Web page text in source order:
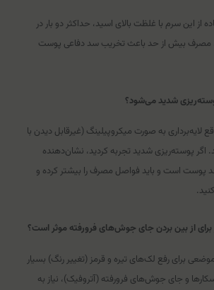
از این سرم با غلظت بالای اسید، حداکثر دو بار در
مصرف بیش از حد باعث تخریب سد دفاعی پوست
شدید می‌شود؟
لایه‌برداری به صورت میکروپیلینگ (غیرقابل دیدن با
پوسته‌ریزی شدید تجربه کردید، نشان‌دهنده
است و باید فواصل مصرف را بیشتر کرده و
برای از بین بردن جای جوش‌های فرورفته موثر است؟
برای رفع لک‌های تیره و قرمز (تغییر رنگ) بسیار
اسکارها و جای جوش‌های فرورفته (آتروفیک)، نیاز به